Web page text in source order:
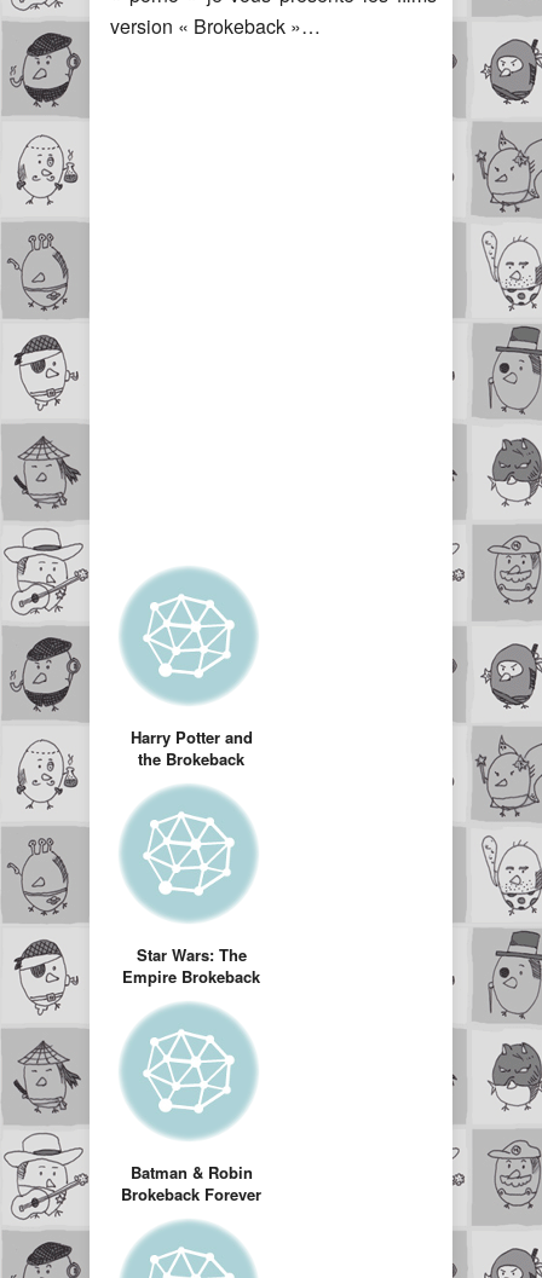
version « Brokeback »…
Harry Potter and
the Brokeback
Goblet (Harry
Potter versio
Brokeback
Mountain)
Star Wars: The
Empire Brokeback
(Starwars version
Brockeback
mountain)
Batman & Robin
Brokeback Forever
(Batman version
Brokeback
mountain)